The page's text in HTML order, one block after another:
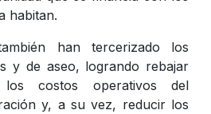
habitan.
han tercerizado los
y de aseo, logrando rebajar
los costos operativos del
y, a su vez, reducir los